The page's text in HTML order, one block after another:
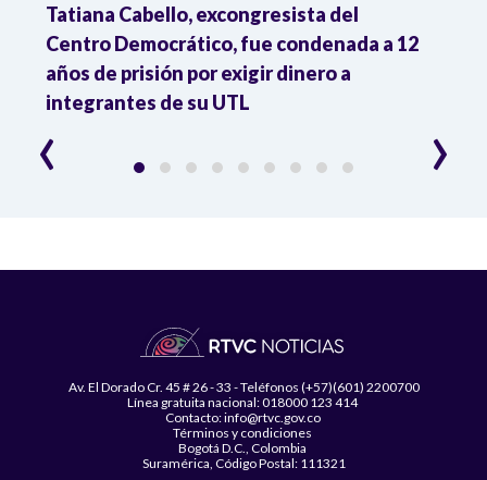
Tatiana Cabello, excongresista del
Centro Democrático, fue condenada a 12
años de prisión por exigir dinero a
integrantes de su UTL
‹ ›
Av. El Dorado Cr. 45 # 26 - 33 - Teléfonos (+57)(601) 2200700
Línea gratuita nacional: 018000 123 414
Contacto: info@rtvc.gov.co
Términos y condiciones
Bogotá D.C., Colombia
Suramérica, Código Postal: 111321